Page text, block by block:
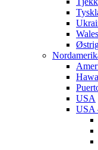
Wales
USA
USA